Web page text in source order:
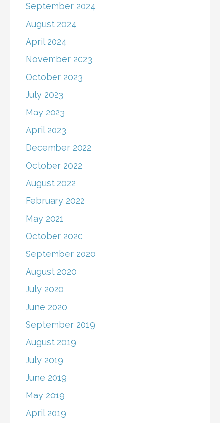
September 2024
August 2024
April 2024
November 2023
October 2023
July 2023
May 2023
April 2023
December 2022
October 2022
August 2022
February 2022
May 2021
October 2020
September 2020
August 2020
July 2020
June 2020
September 2019
August 2019
July 2019
June 2019
May 2019
April 2019